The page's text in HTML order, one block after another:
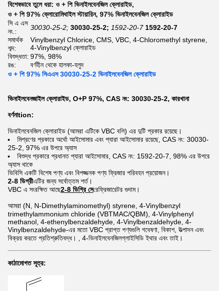
বিশেষভাবে তুলে ধরা: ও + পি ভিনাইলবেনজিল ক্লোরাইড,
ও + পি 97% ক্লোরোমিথাইল স্টায়ারিন, 97% ভিনাইলবেনজিল ক্লোরাইড
সি এ এস
নং.:
30030-25-2; 30030-25-2; 1592-20-7 1592-20-7
সমার্থক
শব্দ:
Vinylbenzyl Chlorice, CMS, VBC, 4-Chloromethyl styrene,
4-Vinylbenzyl ক্লোরাইড
বিশুদ্ধতা: 97%, 98%
রঙ:
বর্ণহীন থেকে হালকা-হলুদ
ও + পি 97% সিএএস 30030-25-2 ভিনাইলবেনজিল ক্লোরাইড
ভিনাইলবেনজাইল ক্লোরাইড, O+P 97%, CAS নং: 30030-25-2, কারখানা
বর্ণনাtion:
ভিনাইলবেনজিল ক্লোরাইড (আমরা এটিকে VBC বলি) এর দুটি প্রকার রয়েছে।
মিশ্রণের প্রকারে অর্থো আইসোমার এবং প্যারা আইসোমার রয়েছে, CAS নং: 30030-
25-2, 97% এর উপরে অ্যাস
বিশুদ্ধ প্রকারে প্রধানত প্যারা আইসোমার, CAS নং: 1592-20-7, 98% এর উপরে
অ্যাস থাকে
ভিবিসি একটি বিশেষ পণ্য এবং বিপজ্জনক পণ্য ফ্রিজার পরিবহন প্রয়োজন।
2-8 ডিগ্রীএটির জন্য সর্বোত্তম শর্ত।
VBC এ সংরক্ষিত আছে2-8 ডিগ্রি সেরেফ্রিজারেটর গুদাম।
আমরা (N, N-Dimethylaminomethyl) styrene, 4-Vinylbenzyl
trimethylammonium chloride (VBTMAC/QBM), 4-Vinylphenyl
methanol, 4-ethenylbenzaldehyde, 4-Vinylbenzaldehyde, 4-
Vinylbenzaldehyde-এর মতো VBC প্রাপ্ত পণ্যগুলি গবেষণা, বিকাশ, উত্পাদন এবং
বিক্রয় করতে প্রতিশ্রুতিবদ্ধ। , 4-ভিনাইলবেনজিলগ্লাইসিডি ইথার এবং তাই।
কাঠামোগত সূত্র: